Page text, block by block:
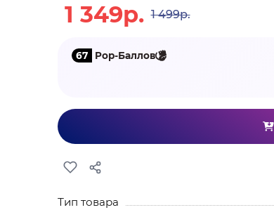
1 349р. 1 499р.
67 Pop-Баллов
Тип товара